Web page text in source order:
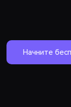
Начните